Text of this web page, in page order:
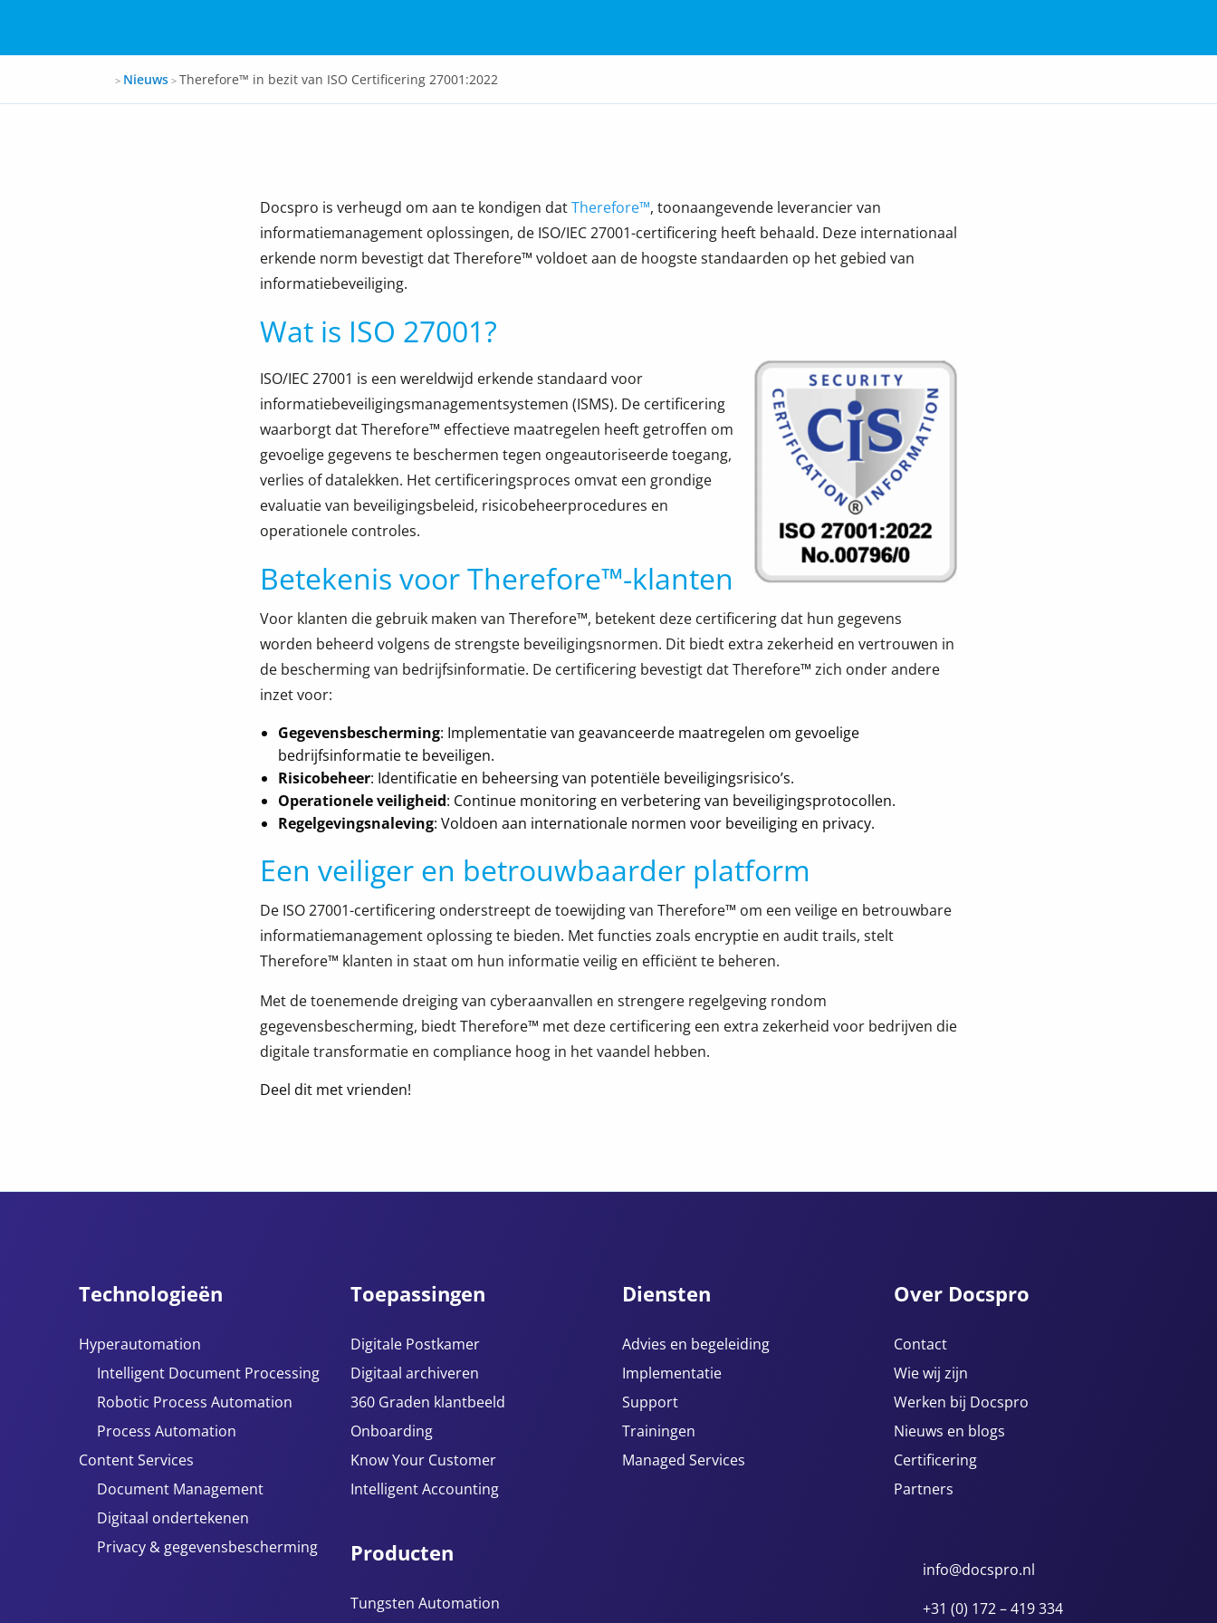
Docspro
> Nieuws > Therefore™ in bezit van ISO Certificering 27001:2022
Docspro is verheugd om aan te kondigen datTherefore™, toonaangevende leverancier van
informatiemanagement oplossingen, de ISO/IEC27001-certificering heeft behaald. Deze internationaal
erkende norm bevestigt dat Therefore™ voldoet aan de hoogste standaarden op het gebied van
informatiebeveiliging.
Wat is ISO 27001?
ISO/IEC 27001 is een wereldwijd erkende standaard voor
informatiebeveiligingsmanagementsystemen (ISMS). De certificering
waarborgt dat Therefore™ effectieve maatregelen heeft getroffen om
gevoelige gegevens te beschermen tegen ongeautoriseerde toegang,
verlies of datalekken. Het certificeringsproces omvat een grondige
evaluatie van beveiligingsbeleid, risicobeheerprocedures en
operationele controles.
Betekenis voor Therefore™-klanten
Voor klanten die gebruik maken van Therefore™, betekent deze certificering dat hun gegevens
worden beheerd volgens de strengste beveiligingsnormen. Dit biedt extra zekerheid en vertrouwen in
de bescherming van bedrijfsinformatie. De certificering bevestigt dat Therefore™ zich onder andere
inzet voor:
Gegevensbescherming: Implementatie van geavanceerde maatregelen om gevoelige
bedrijfsinformatie te beveiligen.
Risicobeheer: Identificatie en beheersing van potentiële beveiligingsrisico’s.
Operationele veiligheid: Continue monitoring en verbetering van beveiligingsprotocollen.
Regelgevingsnaleving: Voldoen aan internationale normen voor beveiliging en privacy.
Een veiliger en betrouwbaarder platform
De ISO 27001-certificering onderstreept de toewijding van Therefore™ om een veilige en betrouwbare
informatiemanagement oplossing te bieden. Met functies zoals encryptie en audit trails, stelt
Therefore™ klanten in staat om hun informatie veilig en efficiënt te beheren.
Met de toenemende dreiging van cyberaanvallen en strengere regelgeving rondom
gegevensbescherming, biedt Therefore™ met deze certificering een extra zekerheid voor bedrijven die
digitale transformatie en compliance hoog in het vaandel hebben.
Deel dit met vrienden!
Technologieën
Hyperautomation
Intelligent Document Processing
Robotic Process Automation
Process Automation
Content Services
Document Management
Digitaal ondertekenen
Privacy & gegevensbescherming
Toepassingen
Digitale Postkamer
Digitaal archiveren
360 Graden klantbeeld
Onboarding
Know Your Customer
Intelligent Accounting
Producten
Tungsten Automation
Diensten
Advies en begeleiding
Implementatie
Support
Trainingen
Managed Services
Over Docspro
Contact
Wie wij zijn
Werken bij Docspro
Nieuws en blogs
Certificering
Partners
info@docspro.nl
+31 (0) 172 – 419 334